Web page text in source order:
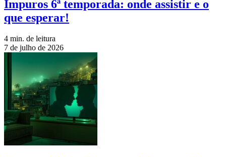
Impuros 6ª temporada: onde assistir e o
que esperar!
4 min. de leitura
7 de julho de 2026